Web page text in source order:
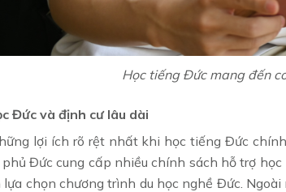
Học tiếng Đức mang đến
Đức và định cư lâu dài
lợi ích rõ rệt nhất khi học tiếng Đức
Đức cung cấp nhiều chính sách hỗ trợ
chọn chương trình du học nghề Đức.